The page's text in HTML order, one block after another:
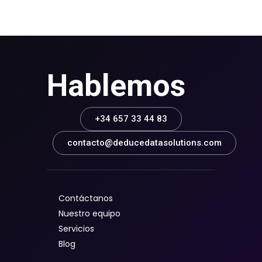
Hablemos
+34 657 33 44 83
contacto@deducedatasolutions.com
Contáctanos
Nuestro equipo
Servicios
Blog